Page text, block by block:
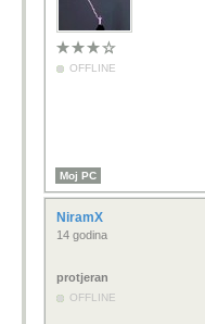
OFFLINE
Moj PC
NiramX
14 godina
protjeran
OFFLINE